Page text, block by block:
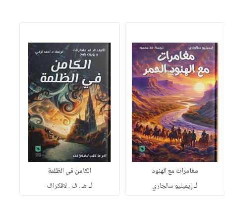
مغامرات مع الهنود
لـإيميليو سالجاري
الكامن في الظلمة
لـ هـ . ف . لافكراف